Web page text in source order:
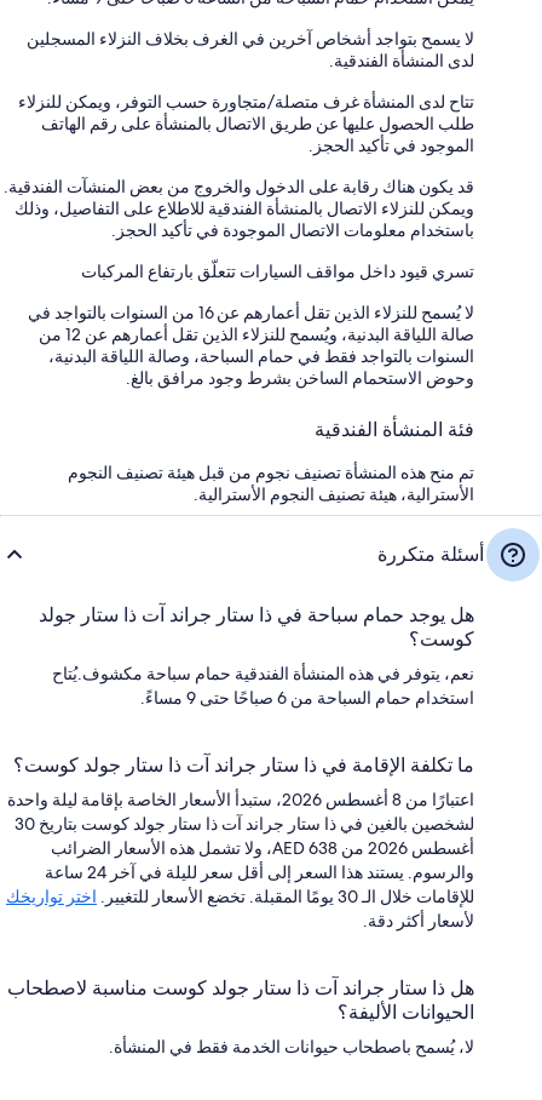
لا يسمح بتواجد أشخاص آخرين في الغرف بخلاف النزلاء المسجلين
لدى المنشأة الفندقية.
تتاح لدى المنشأة غرف متصلة/متجاورة حسب التوفر، ويمكن للنزلاء
طلب الحصول عليها عن طريق الاتصال بالمنشأة على رقم الهاتف
الموجود في تأكيد الحجز.
قد يكون هناك رقابة على الدخول والخروج من بعض المنشآت الفندقية.
ويمكن للنزلاء الاتصال بالمنشأة الفندقية للاطلاع على التفاصيل، وذلك
باستخدام معلومات الاتصال الموجودة في تأكيد الحجز.
تسري قيود داخل مواقف السيارات تتعلّق بارتفاع المركبات
لا يُسمح للنزلاء الذين تقل أعمارهم عن 16 من السنوات بالتواجد في
صالة اللياقة البدنية، ويُسمح للنزلاء الذين تقل أعمارهم عن 12 من
السنوات بالتواجد فقط في حمام السباحة، وصالة اللياقة البدنية،
وحوض الاستحمام الساخن بشرط وجود مرافق بالغ.
فئة المنشأة الفندقية
تم منح هذه المنشأة تصنيف نجوم من قبل هيئة تصنيف النجوم
الأسترالية، هيئة تصنيف النجوم الأسترالية.
أسئلة متكررة
هل يوجد حمام سباحة في ذا ستار جراند آت ذا ستار جولد
كوست؟
نعم، يتوفر في هذه المنشأة الفندقية حمام سباحة مكشوف.يُتاح
استخدام حمام السباحة من 6 صباحًا حتى 9 مساءً.
ما تكلفة الإقامة في ذا ستار جراند آت ذا ستار جولد كوست؟
اعتبارًا من 8 أغسطس 2026، ستبدأ الأسعار الخاصة بإقامة ليلة واحدة
لشخصين بالغين في ذا ستار جراند آت ذا ستار جولد كوست بتاريخ 30
أغسطس 2026 من AED 638، ولا تشمل هذه الأسعار الضرائب
والرسوم. يستند هذا السعر إلى أقل سعر لليلة في آخر 24 ساعة
للإقامات خلال الـ 30 يومًا المقبلة. تخضع الأسعار للتغيير.
اختر تواريخك
لأسعار أكثر دقة.
هل ذا ستار جراند آت ذا ستار جولد كوست مناسبة لاصطحاب
الحيوانات الأليفة؟
لا، يُسمح باصطحاب حيوانات الخدمة فقط في المنشأة.